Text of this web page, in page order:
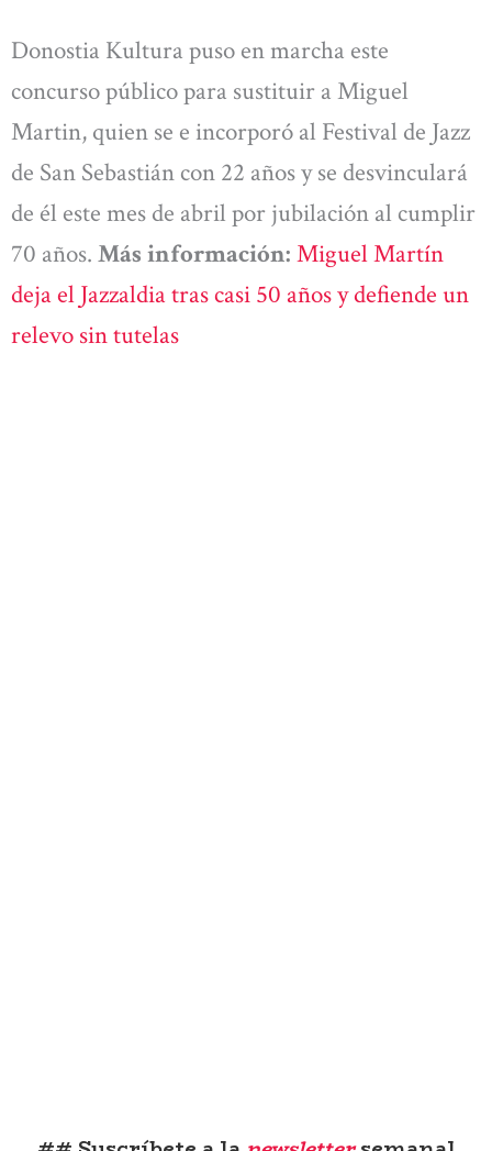
Donostia Kultura puso en marcha este
concurso público para sustituir a Miguel
Martin, quien se e incorporó al Festival de Jazz
de San Sebastián con 22 años y se desvinculará
de él este mes de abril por jubilación al cumplir
70 años. Más información: Miguel Martín
deja el Jazzaldia tras casi 50 años y defiende un
relevo sin tutelas